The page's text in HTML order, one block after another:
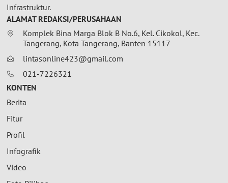
Infrastruktur.
ALAMAT REDAKSI/PERUSAHAAN
Komplek Bina Marga Blok B No.6, Kel. Cikokol, Kec.
Tangerang, Kota Tangerang, Banten 15117
lintasonline423@gmail.com
021-7226321
KONTEN
Berita
Fitur
Profil
Infografik
Video